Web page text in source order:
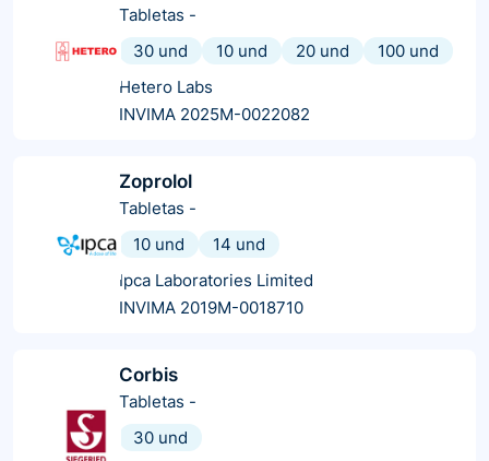
Tabletas -
30 und
10 und 20 und
100 und
Hetero Labs
INVIMA 2025M-0022082
Zoprolol
Tabletas -
10 und
14 und
Ipca Laboratories Limited
INVIMA 2019M-0018710
Corbis
Tabletas -
30 und